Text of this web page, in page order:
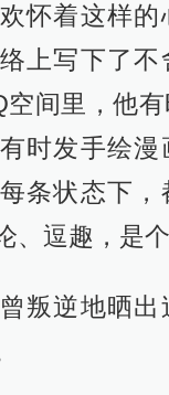
怀着这样的
上写下了不
空间里，他
时发手绘漫
条状态下，
、逗趣，是个
叛逆地晒出